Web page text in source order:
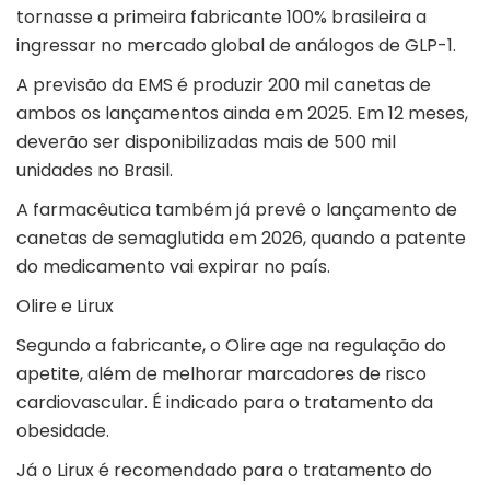
tornasse a primeira fabricante 100% brasileira a
ingressar no mercado global de análogos de GLP-1.
A previsão da EMS é produzir 200 mil canetas de
ambos os lançamentos ainda em 2025. Em 12 meses,
deverão ser disponibilizadas mais de 500 mil
unidades no Brasil.
A farmacêutica também já prevê o lançamento de
canetas de semaglutida em 2026, quando a patente
do medicamento vai expirar no país.
Olire e Lirux
Segundo a fabricante, o Olire age na regulação do
apetite, além de melhorar marcadores de risco
cardiovascular. É indicado para o tratamento da
obesidade.
Já o Lirux é recomendado para o tratamento do